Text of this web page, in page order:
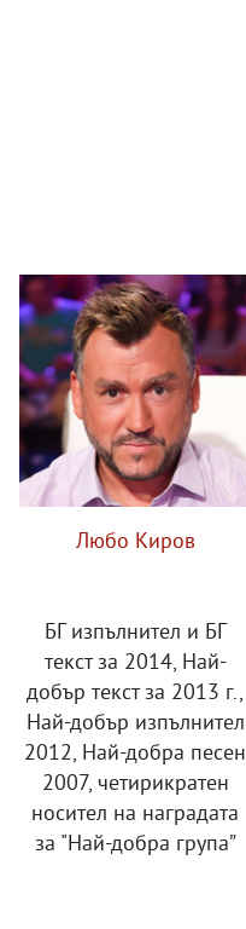
Любо Киров
БГ изпълнител и БГ
текст за 2014, Най-
добър текст за 2013 г.,
Най-добър изпълнител
2012, Най-добра песен
2007, четирикратен
носител на наградата
за "Най-добра група”